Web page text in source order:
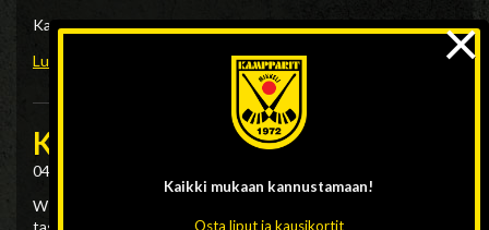
Kampparit kukisti HIFK:n Helsingissä
Lue lisää »
Kampparit ja WP pistejakoon
04.01.2019
WP ja Kampparit pelasivat perjantai-iltana Varkaudessa
tasaisen kamppailun joka päättyi pistejakoon.
Kaikki mukaan kannustamaan!
Osta liput ja kausikortit
×